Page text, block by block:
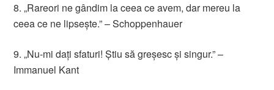
8. „Rareori ne gândim la ceea ce avem, dar mereu la
ceea ce ne lipseşte.” – Schoppenhauer
9. „Nu-mi daţi sfaturi! Ştiu să greşesc şi singur.” –
Immanuel Kant